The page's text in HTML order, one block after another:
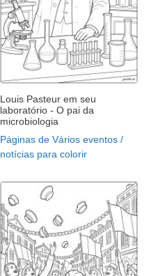
Louis Pasteur em seu
laboratório - O pai da
microbiologia
Páginas de Vários eventos /
notícias para colorir